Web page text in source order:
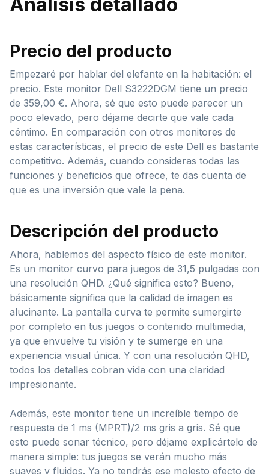
Precio del producto
Empezaré por hablar del elefante en la habitación: el
precio. Este monitor Dell S3222DGM tiene un precio
de 359,00 €. Ahora, sé que esto puede parecer un
poco elevado, pero déjame decirte que vale cada
céntimo. En comparación con otros monitores de
estas características, el precio de este Dell es bastante
competitivo. Además, cuando consideras todas las
funciones y beneficios que ofrece, te das cuenta de
que es una inversión que vale la pena.
Descripción del producto
Ahora, hablemos del aspecto físico de este monitor.
Es un monitor curvo para juegos de 31,5 pulgadas con
una resolución QHD. ¿Qué significa esto? Bueno,
básicamente significa que la calidad de imagen es
alucinante. La pantalla curva te permite sumergirte
por completo en tus juegos o contenido multimedia,
ya que envuelve tu visión y te sumerge en una
experiencia visual única. Y con una resolución QHD,
todos los detalles cobran vida con una claridad
impresionante.
Además, este monitor tiene un increíble tiempo de
respuesta de 1 ms (MPRT)/2 ms gris a gris. Sé que
esto puede sonar técnico, pero déjame explicártelo de
manera simple: tus juegos se verán mucho más
suaves y fluidos. Ya no tendrás ese molesto efecto de